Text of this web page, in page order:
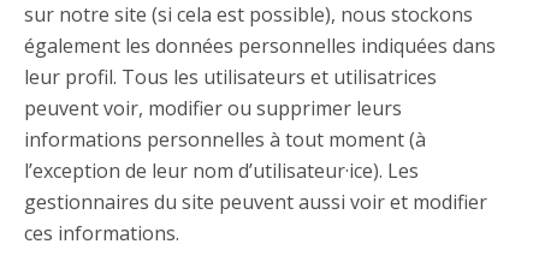
sur notre site (si cela est possible), nous stockons
également les données personnelles indiquées dans
leur profil. Tous les utilisateurs et utilisatrices
peuvent voir, modifier ou supprimer leurs
informations personnelles à tout moment (à
l’exception de leur nom d’utilisateur·ice). Les
gestionnaires du site peuvent aussi voir et modifier
ces informations.